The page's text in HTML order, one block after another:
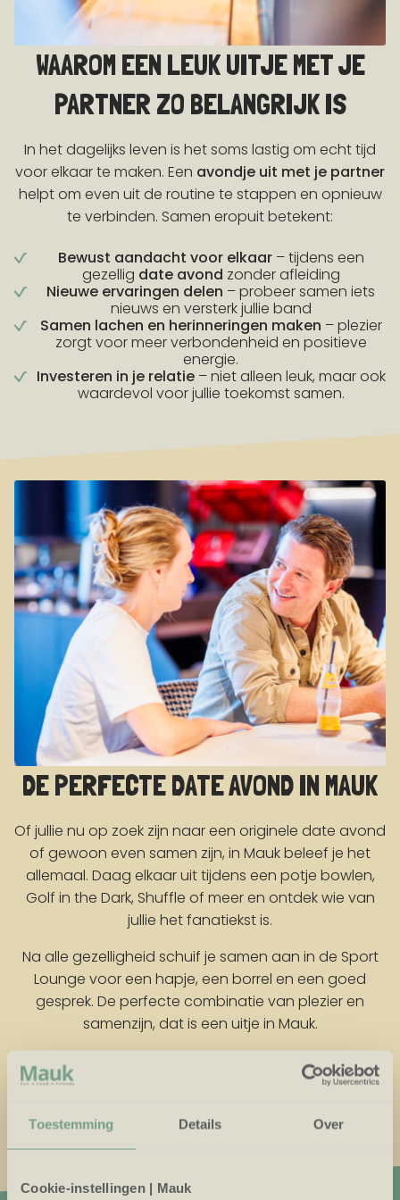
Toestemming Details Over
Cookie-instellingen | Mauk
WAAROM EEN LEUK UITJE MET JE
PARTNER ZO BELANGRIJK IS
In het dagelijks leven is het soms lastig om echt tijd
voor elkaar te maken. Een avondje uit met je partner
helpt om even uit de routine te stappen en opnieuw
te verbinden. Samen eropuit betekent:
Bewust aandacht voor elkaar– tijdens een
gezellig date avond zonder afleiding
Nieuwe ervaringen delen – probeer samen iets
nieuws en versterk jullie band
Samen lachen en herinneringen maken – plezier
zorgt voor meer verbondenheid en positieve
energie.
Investeren in je relatie– niet alleen leuk, maar ook
waardevol voor jullie toekomst samen.
DE PERFECTE DATE AVOND IN MAUK
Of jullie nu op zoek zijn naar een originele date avond
of gewoon even samen zijn, in Mauk beleef je het
allemaal. Daag elkaar uit tijdens een potje bowlen,
Golf in the Dark, Shuffle of meer en ontdek wie van
jullie het fanatiekst is.
Na alle gezelligheid schuif je samen aan in de Sport
Lounge voor een hapje, een borrel en een goed
gesprek. De perfecte combinatie van plezier en
samenzijn, dat is een uitje in Mauk.
Ontdek de leukste activiteiten voor twee